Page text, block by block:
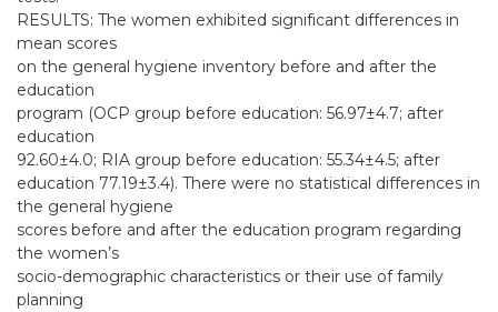
RESULTS: The women exhibited significant differences in
mean scores
on the general hygiene inventory before and after the
education
program (OCP group before education: 56.97±4.7; after
education
92.60±4.0; RIA group before education: 55.34±4.5; after
education 77.19±3.4). There were no statistical differences in
the general hygiene
scores before and after the education program regarding
the women’s
socio-demographic characteristics or their use of family
planning